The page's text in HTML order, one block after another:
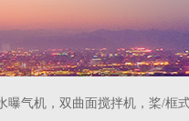
气机，双曲面搅拌机，桨/框式搅拌